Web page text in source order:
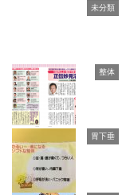
未分類
整体
胃下垂